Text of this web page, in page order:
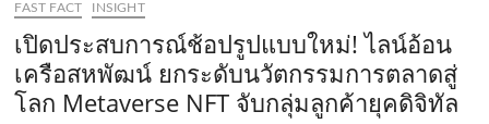
o
k
.
e
.
c
e
a
m
c
o
FAST FACT INSIGHT
เปิดประสบการณ์ช้อปรูปแบบใหม่! ไลน์อ้อน
เครือสหพัฒน์ ยกระดับนวัตกรรมการตลาดสู่
โลก Metaverse NFT จับกลุ่มลูกค้ายุคดิจิทัล